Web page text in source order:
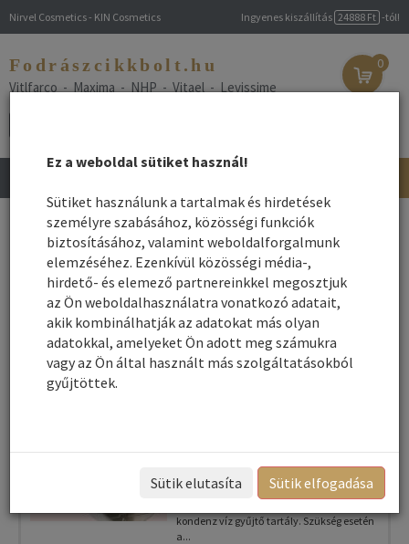
Nirvel Cosmetics - KIN Cosmetics Ingyenes kiszállítás 24888 Ft -tól!
Fodrászcikkbolt.hu
Vitlfarco - Maxima - NHP - Vitael - Levissime
0
navigation
Főoldal/Webshop/Fodrász gépek/ Gőzbúra
Gőzbúra
Név szerint
Rendezés:
Összes gyártó
Rendezés - Gyártók - szerint:
víz tartály- Black Water tank
kondenz víz gyűjtő tartály. Szükség esetén
a...
Ez a weboldal sütiket használ!
Sütiket használunk a tartalmak és hirdetések
személyre szabásához, közösségi funkciók
biztosításához, valamint weboldalforgalmunk
elemzéséhez. Ezenkívül közösségi média-,
hirdető- és elemező partnereinkkel megosztjuk
az Ön weboldalhasználatra vonatkozó adatait,
akik kombinálhatják az adatokat más olyan
adatokkal, amelyeket Ön adott meg számukra
vagy az Ön által használt más szolgáltatásokból
gyűjtöttek.
Sütik elutasíta Sütik elfogadása